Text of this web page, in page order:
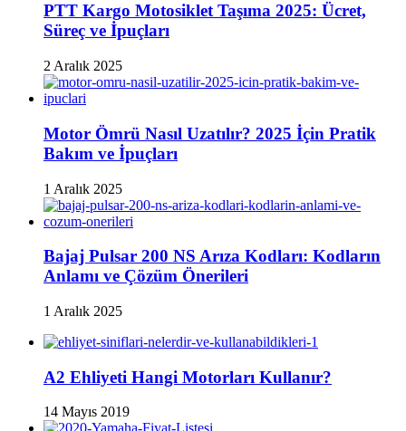
PTT Kargo Motosiklet Taşıma 2025: Ücret,
Süreç ve İpuçları
2 Aralık 2025
Motor Ömrü Nasıl Uzatılır? 2025 İçin Pratik
Bakım ve İpuçları
1 Aralık 2025
Bajaj Pulsar 200 NS Arıza Kodları: Kodların
Anlamı ve Çözüm Önerileri
1 Aralık 2025
A2 Ehliyeti Hangi Motorları Kullanır?
14 Mayıs 2019